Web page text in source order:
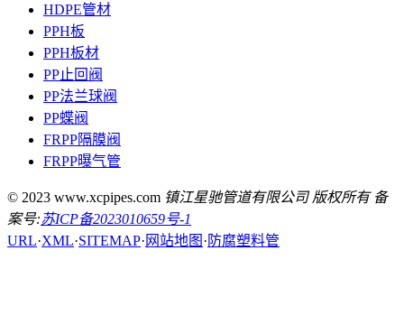
HDPE管材
PPH板
PPH板材
PP止回阀
PP法兰球阀
PP蝶阀
FRPP隔膜阀
FRPP曝气管
© 2023 www.xcpipes.com 镇江星驰管道有限公司 版权所有 备
案号:苏ICP备2023010659号-1
URL·XML·SITEMAP· 网站地图 · 防腐塑料管